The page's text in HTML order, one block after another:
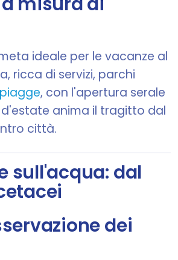
ideale per le vacanze al
ricca di servizi, parchi
, con l'apertura serale
anima il tragitto dal
città.
sull'acqua: dal
dei